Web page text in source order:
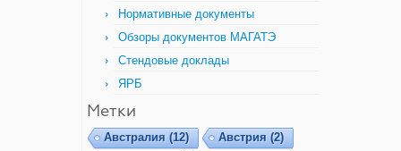
Нормативные документы
Обзоры документов МАГАТЭ
Стендовые доклады
ЯРБ
Метки
Австралия (12) Австрия (2)